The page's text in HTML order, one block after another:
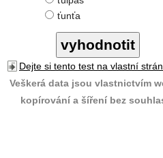
ťunťa
Dejte si tento test na vlastní
Veškerá data jsou vlastnictvím
kopírování a šíření bez